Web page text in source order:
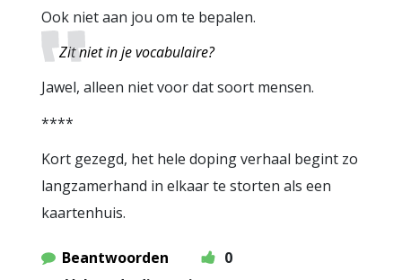
Ook niet aan jou om te bepalen.
Zit niet in je vocabulaire?
Jawel, alleen niet voor dat soort mensen.
****
Kort gezegd, het hele doping verhaal begint zo
langzamerhand in elkaar te storten als een
kaartenhuis.
Beantwoorden
0